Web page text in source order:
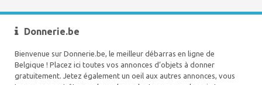
Donnerie.be
Bienvenue sur Donnerie.be, le meilleur débarras en ligne de
Belgique ! Placez ici toutes vos annonces d’objets à donner
gratuitement. Jetez également un oeil aux autres annonces, vous